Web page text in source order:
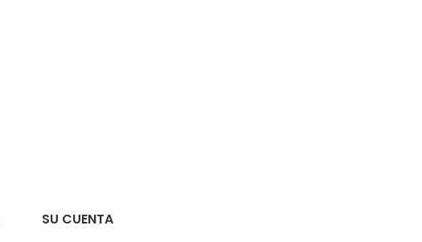
SU CUENTA